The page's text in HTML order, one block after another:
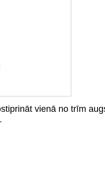
vienā no trīm